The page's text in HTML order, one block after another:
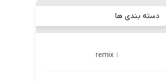
دسته بندی ها
remix